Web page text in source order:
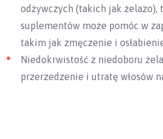
odżywczych (takich jak żelazo),
suplementów może pomóc w
takim jak zmęczenie i
Niedokrwistość z niedoboru
przerzedzenie i utratę włosów